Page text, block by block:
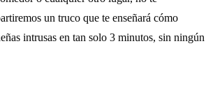
un truco que te enseñará cómo
intrusas en tan solo 3 minutos, sin ningún